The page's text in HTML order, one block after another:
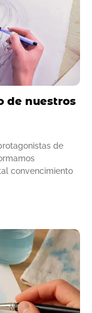
de nuestros
de
convencimiento